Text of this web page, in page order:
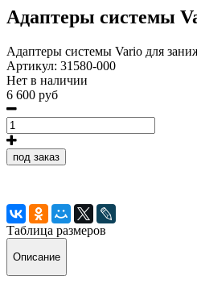
Адаптеры системы
Адаптеры системы Vario для
Артикул: 31580-000
Нет в наличии
6 600 руб
под заказ
Таблица размеров
Описание